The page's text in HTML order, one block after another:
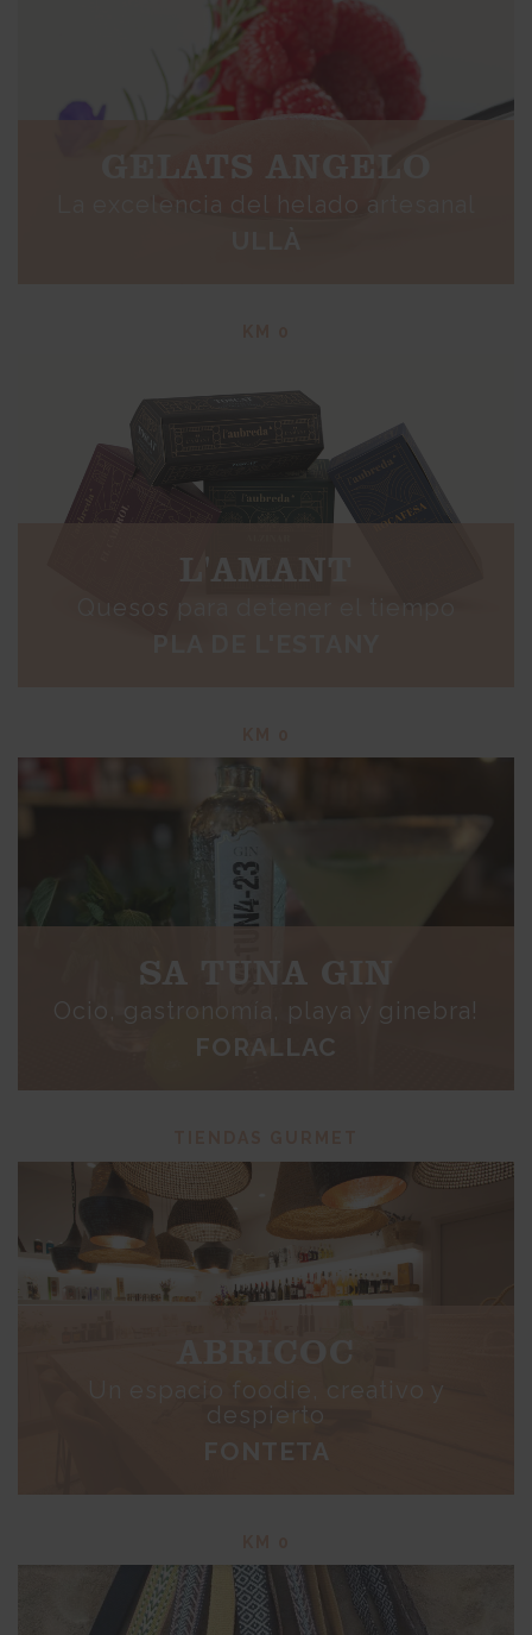
GELATS ANGELO
La excelencia del helado artesanal
L'AMANT
SA TUNA GIN
Ocio, gastronomía, playa y ginebra!
FORALLAC
ABRICOC
Un espacio foodie, creativo y
despierto
FONTETA